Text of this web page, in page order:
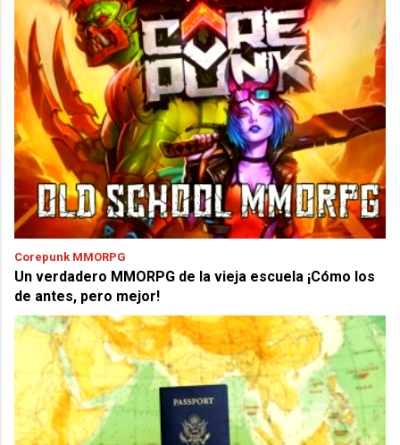
Corepunk MMORPG
Un verdadero MMORPG de la vieja escuela ¡Cómo los
de antes, pero mejor!